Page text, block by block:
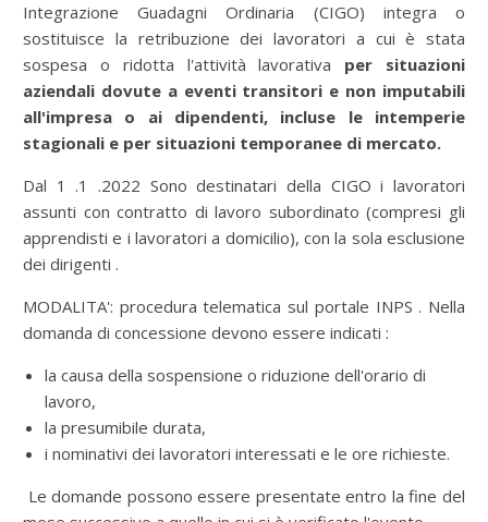
Integrazione Guadagni Ordinaria (CIGO) integra o
sostituisce la retribuzione dei lavoratori a cui è stata
sospesa o ridotta l'attività lavorativa per situazioni
aziendali dovute a eventi transitori e non imputabili
all'impresa o ai dipendenti, incluse le intemperie
stagionali e per situazioni temporanee di mercato.
Dal 1 .1 .2022 Sono destinatari della CIGO i lavoratori
assunti con contratto di lavoro subordinato (compresi gli
apprendisti e i lavoratori a domicilio), con la sola esclusione
dei dirigenti .
MODALITA': procedura telematica sul portale INPS . Nella
domanda di concessione devono essere indicati :
la causa della sospensione o riduzione dell'orario di
lavoro,
la presumibile durata,
i nominativi dei lavoratori interessati e le ore richieste.
Le domande possono essere presentate entro la fine del